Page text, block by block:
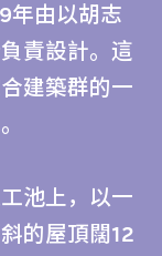
年由以胡志
責設計。這
建築群的一
池上，以一
的屋頂闊12